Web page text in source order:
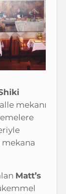
mekanı
mekana
Matt’s